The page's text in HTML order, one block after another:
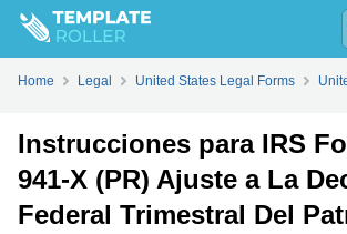
PDF
Home Legal United States Legal Forms
Instrucciones para IRS
941-X (PR) Ajuste a La
Federal Trimestral Del